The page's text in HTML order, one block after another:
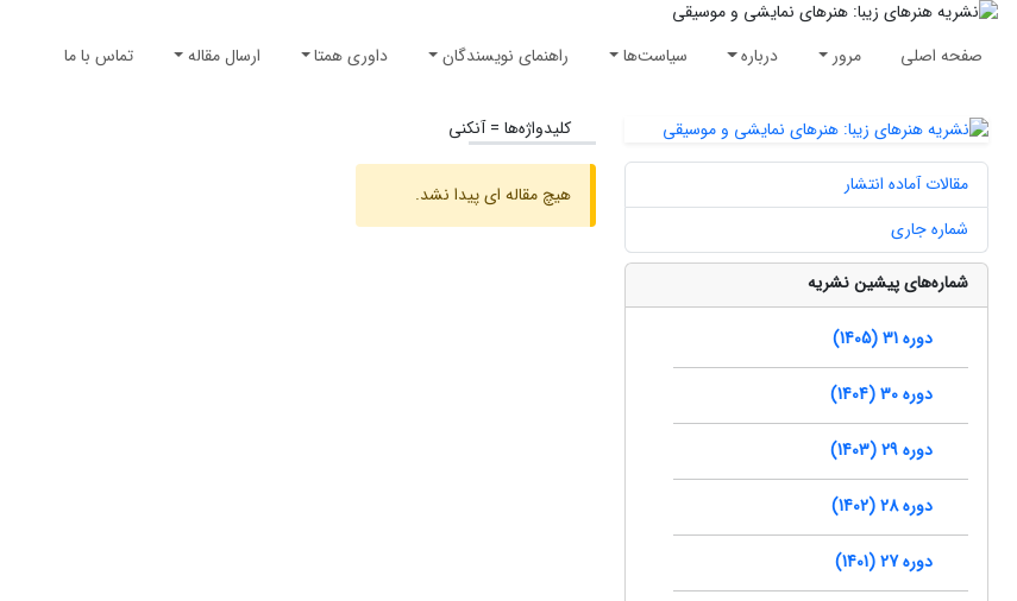
صفحه اصلی مرور درباره سیاست‌ها راهنمای نویسندگان داوری همتا ارسال مقاله تماس با ما
کلیدواژه‌ها =آنکنی
هیچ مقاله ای پیدا نشد.
مقالات آماده انتشار
شماره جاری
شماره‌های پیشین نشریه
دوره 31 (1405)
دوره 30 (1404)
دوره 29 (1403)
دوره 28 (1402)
دوره 27 (1401)